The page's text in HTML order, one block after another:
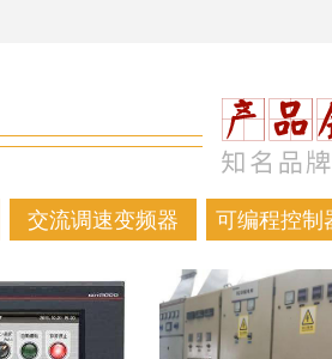
交流调速变频器 可编程控制